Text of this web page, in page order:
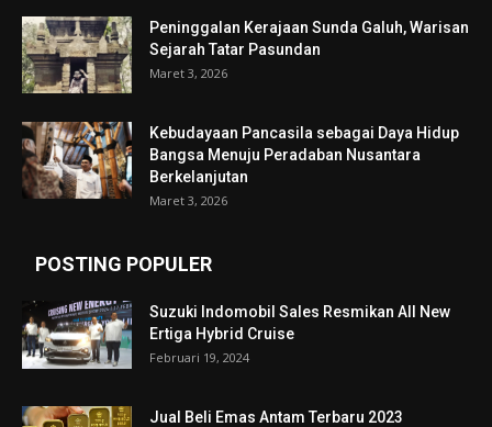
Peninggalan Kerajaan Sunda Galuh, Warisan
Sejarah Tatar Pasundan
Maret 3, 2026
Kebudayaan Pancasila sebagai Daya Hidup
Bangsa Menuju Peradaban Nusantara
Berkelanjutan
Maret 3, 2026
POSTING POPULER
Suzuki Indomobil Sales Resmikan All New
Ertiga Hybrid Cruise
Februari 19, 2024
Jual Beli Emas Antam Terbaru 2023